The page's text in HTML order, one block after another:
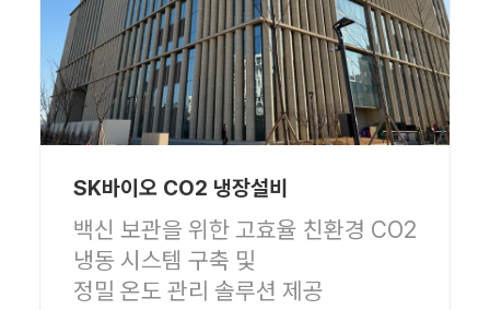
SK바이오 CO2 냉장설비
백신 보관을 위한 고효율 친환경 CO2
냉동 시스템 구축 및
정밀 온도 관리 솔루션 제공